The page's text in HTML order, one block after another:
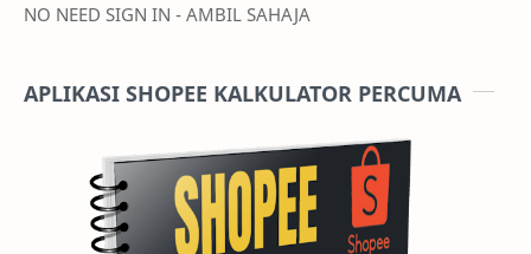
NO NEED SIGN IN - AMBIL SAHAJA
APLIKASI SHOPEE KALKULATOR PERCUMA